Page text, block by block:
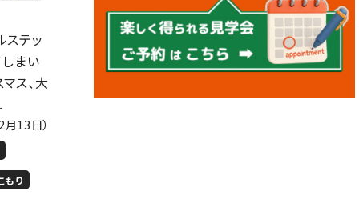
ステッ
まい
ス、大
13日）
もり